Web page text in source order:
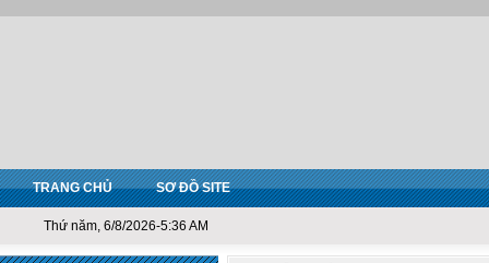
TRANG CHỦ SƠ ĐỒ SITE
Thứ năm, 6/8/2026-5:36 AM